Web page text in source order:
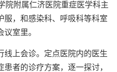
院附属仁济医院重症医学科主
服，和感染科、呼吸科等科室
室里。
线上会诊。定点医院内的医生
者的诊疗方案，逐一探讨，